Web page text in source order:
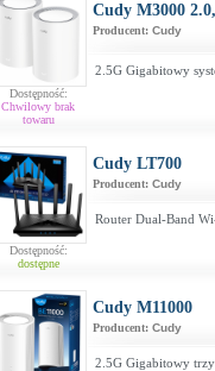
Dostępność:
Chwilowy brak
towaru
Cudy M3000
Producent: Cudy
2.5G Gigabitowy
Dostępność:
dostępne
Cudy LT700
Producent: Cudy
Router Dual-Band
Cudy M11000
Producent: Cudy
2.5G Gigabitowy